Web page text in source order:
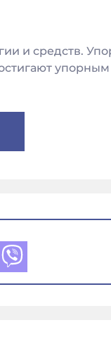
и средств.